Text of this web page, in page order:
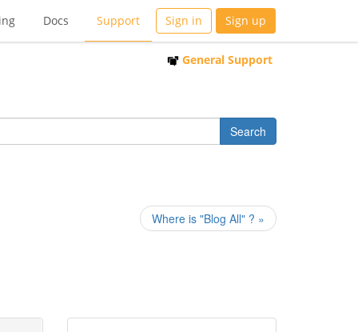
Docs Support Sign in Sign up
General Support
Where is "Blog All" ? »